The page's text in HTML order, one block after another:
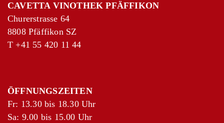
CAVETTA VINOTHEK PFÄFFIKON
Churerstrasse 64
8808 Pfäffikon SZ
T +41 55 420 11 44
ÖFFNUNGSZEITEN
Fr: 13.30 bis 18.30 Uhr
Sa: 9.00 bis 15.00 Uhr